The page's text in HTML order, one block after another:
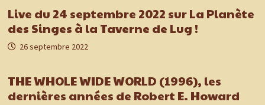
Live du 24 septembre 2022 sur La Planète
des Singes à la Taverne de Lug !
26 septembre 2022
THE WHOLE WIDE WORLD (1996), les
dernières années de Robert E. Howard